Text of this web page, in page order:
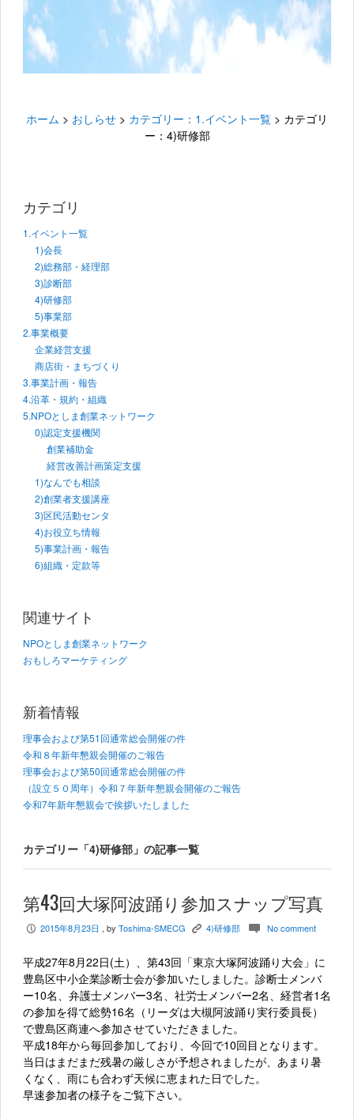
ホーム > おしらせ > カテゴリー：1.イベント一覧 > カテゴリ
ー：4)研修部
カテゴリ
1.イベント一覧
1)会長
2)総務部・経理部
3)診断部
4)研修部
5)事業部
2.事業概要
企業経営支援
商店街・まちづくり
3.事業計画・報告
4.沿革・規約・組織
5.NPOとしま創業ネットワーク
0)認定支援機関
創業補助金
経営改善計画策定支援
1)なんでも相談
2)創業者支援講座
3)区民活動センタ
4)お役立ち情報
5)事業計画・報告
6)組織・定款等
関連サイト
NPOとしま創業ネットワーク
おもしろマーケティング
新着情報
理事会および第51回通常総会開催の件
令和８年新年懇親会開催のご報告
理事会および第50回通常総会開催の件
（設立５０周年）令和７年新年懇親会開催のご報告
令和7年新年懇親会で挨拶いたしました
カテゴリー「4)研修部」の記事一覧
第43回大塚阿波踊り参加スナップ写真
P 2015年8月23日 , by Toshima-SMECG K 4)研修部 c No comment
平成27年8月22日(土）、第43回「東京大塚阿波踊り大会」に
豊島区中小企業診断士会が参加いたしました。診断士メンバ
ー10名、弁護士メンバー3名、社労士メンバー2名、経営者1名
の参加を得て総勢16名（リーダは大槻阿波踊り実行委員長）
で豊島区商連へ参加させていただきました。
平成18年から毎回参加しており、今回で10回目となります。
当日はまだまだ残暑の厳しさが予想されましたが、あまり暑
くなく、雨にも合わず天候に恵まれた日でした。
早速参加者の様子をご覧下さい。